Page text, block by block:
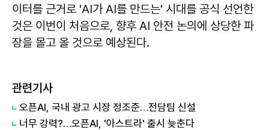
이터를 근거로 'AI가 AI를 만드는' 시대를 공식 선언한
것은 이번이 처음으로, 향후 AI 안전 논의에 상당한 파
장을 몰고 올 것으로 예상된다.
관련기사
오픈AI, 국내 광고 시장 정조준…전담팀 신설
너무 강력?…오픈AI, '아스트라' 출시 늦춘다